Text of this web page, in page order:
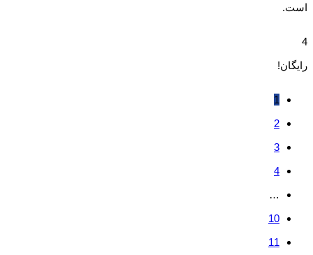
است.
4
رایگان!
1
2
3
4
…
10
11